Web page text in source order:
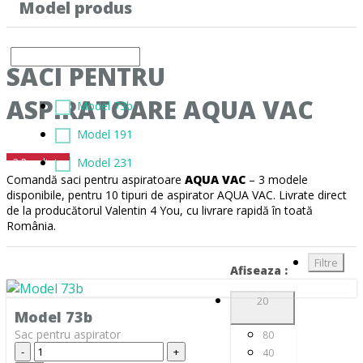
ALBATROS
ALFATEC
ALIEN
ALIV
ALLERGY CARE
ALMERIA
ALPINA (10)
ALTIC
ALTO (12)
(1)
AMROS
AMSTAR
Model produs
Model 73b
Model 191
Model 231
SACI PENTRU
ASPIRATOARE AQUA VAC
3 Rezultate
Comandă saci pentru aspiratoare AQUA VAC – 3 modele
disponibile, pentru 10 tipuri de aspirator AQUA VAC. Livrate direct
de la producătorul Valentin 4 You, cu livrare rapidă în toată
România.
Filtre
Afiseaza :
20
80
40
Model 73b
Sac pentru aspirator
- +